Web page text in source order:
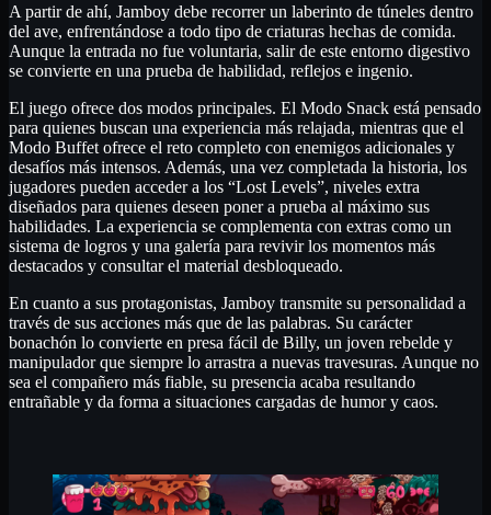
A partir de ahí, Jamboy debe recorrer un laberinto de túneles dentro
del ave, enfrentándose a todo tipo de criaturas hechas de comida.
Aunque la entrada no fue voluntaria, salir de este entorno digestivo
se convierte en una prueba de habilidad, reflejos e ingenio.
El juego ofrece dos modos principales. El Modo Snack está pensado
para quienes buscan una experiencia más relajada, mientras que el
Modo Buffet ofrece el reto completo con enemigos adicionales y
desafíos más intensos. Además, una vez completada la historia, los
jugadores pueden acceder a los “Lost Levels”, niveles extra
diseñados para quienes deseen poner a prueba al máximo sus
habilidades. La experiencia se complementa con extras como un
sistema de logros y una galería para revivir los momentos más
destacados y consultar el material desbloqueado.
En cuanto a sus protagonistas, Jamboy transmite su personalidad a
través de sus acciones más que de las palabras. Su carácter
bonachón lo convierte en presa fácil de Billy, un joven rebelde y
manipulador que siempre lo arrastra a nuevas travesuras. Aunque no
sea el compañero más fiable, su presencia acaba resultando
entrañable y da forma a situaciones cargadas de humor y caos.